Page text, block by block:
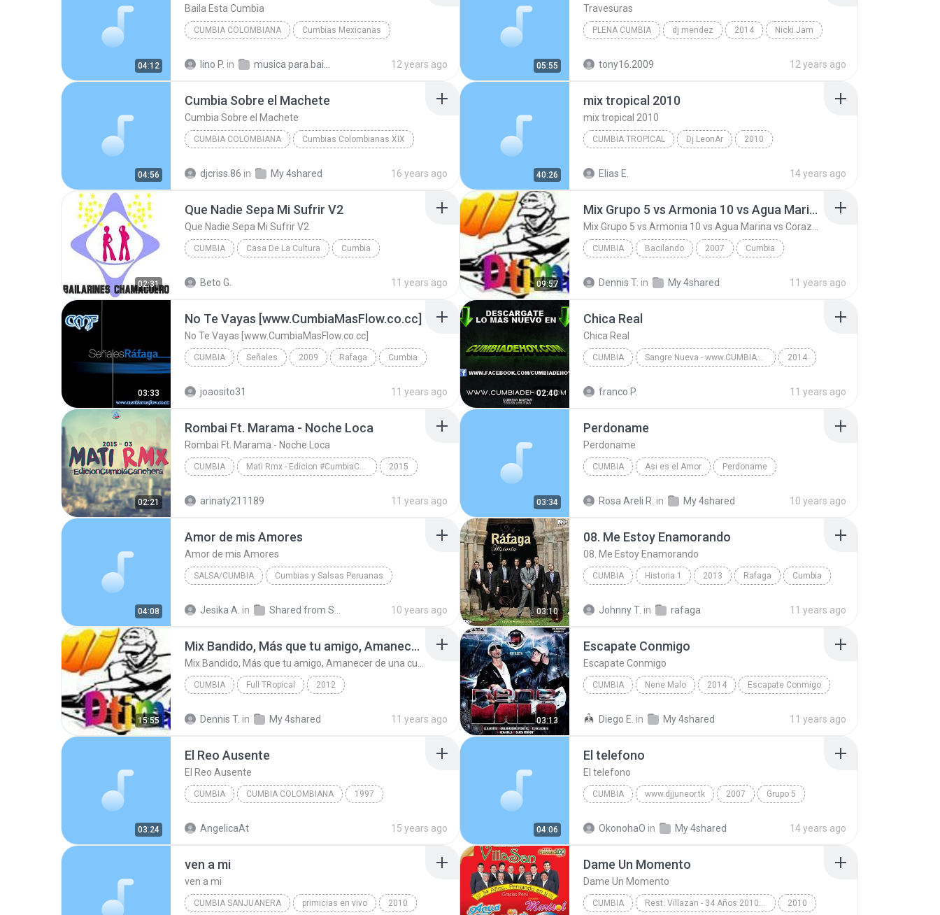
04:12
Baila Esta Cumbia
CUMBIA COLOMBIANA Cumbias Mexicanas
lino P. in 12 years ago 05:55
Travesuras
PLENA CUMBIA dj mendez 2014 Nicki Jam
tony16.2009 12 years ago
04:56
Cumbia Sobre el Machete
Cumbia Sobre el Machete
CUMBIA COLOMBIANA Cumbias Colombianas XIX
djcriss.86 in My 4shared 16 years ago 40:26
mix tropical 2010
mix tropical 2010
CUMBIA TROPICAL Dj LeonAr 2010
Elias E. 14 years ago
02:31
Que Nadie Sepa Mi Sufrir V2
Que Nadie Sepa Mi Sufrir V2
CUMBIA Casa De La Cultura Cumbia
Beto G. 11 years ago 09:57
Mix Grupo 5 vs Armonia 10 vs Agua Marina vs Corazon Serrano 2007
CUMBIA Bacilando 2007 Cumbia
Dennis T. in My 4shared 11 years ago
03:33
No Te Vayas [www.CumbiaMasFlow.co.cc]
No Te Vayas [www.CumbiaMasFlow.co.cc]
CUMBIA Señales 2009 Rafaga Cumbia
joaosito31 11 years ago 02:40
Chica Real
Chica Real
CUMBIA Sangre Nueva - www.CUMBIADEHOY.com 2014
franco P. 11 years ago
02:21
Rombai Ft. Marama - Noche Loca
Rombai Ft. Marama - Noche Loca
CUMBIA Mati Rmx - Edicion #CumbiaCanchera (2015 - 03) 2015
arinaty211189 11 years ago 03:34
Perdoname
Perdoname
CUMBIA Asi es el Amor Perdoname
Rosa Areli R. in My 4shared 10 years ago
04:08
Amor de mis Amores
Amor de mis Amores
SALSA/CUMBIA Cumbias y Salsas Peruanas
Jesika A. in 10 years ago 03:10
08. Me Estoy Enamorando
08. Me Estoy Enamorando
CUMBIA Historia 1 2013 Rafaga Cumbia
Johnny T. in rafaga 11 years ago
15:55
Mix Bandido, Más que tu amigo, Amanecer de una cumbia, La indecorosa
CUMBIA Full TRopical 2012
Dennis T. in My 4shared 11 years ago 03:13
Escapate Conmigo
Escapate Conmigo
CUMBIA Nene Malo 2014 Escapate Conmigo
Diego E. in My 4shared 11 years ago
03:24
El Reo Ausente
El Reo Ausente
CUMBIA CUMBIA COLOMBIANA 1997
AngelicaAt 15 years ago 04:06
El telefono
El telefono
CUMBIA www.djjuneor.tk 2007 Grupo 5
OkonohaO in My 4shared 14 years ago
ven a mi
ven a mi
CUMBIA SANJUANERA primicias en vivo 2010
Dame Un Momento
Dame Un Momento
CUMBIA Rest. Villazan - 34 Años 2010.08.29 2010